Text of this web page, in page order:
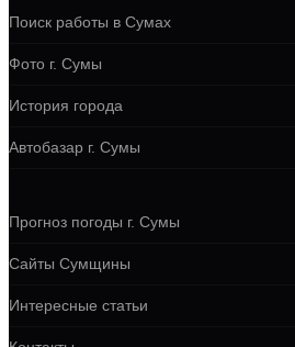
Поиск работы в Сумах
Фото г. Сумы
История города
Автобазар г. Сумы
Прогноз погоды г. Сумы
Сайты Сумщины
Интересные статьи